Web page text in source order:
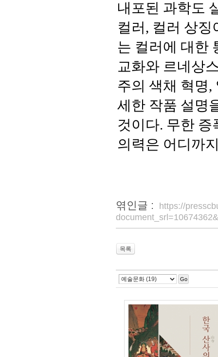
내포된 과학도
컬러, 컬러 상징
는 컬러에 대한
교화와 르네상
주의 색채 혁명,
세한 작품 설명
것이다. 무한 증
의력은 어디까
엮인글 :
https://
목록
Go